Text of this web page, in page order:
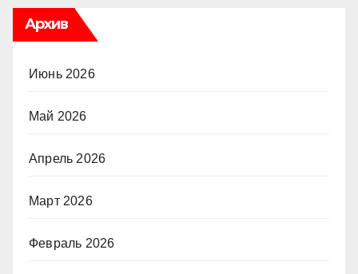
Архив
Июнь 2026
Май 2026
Апрель 2026
Март 2026
Февраль 2026